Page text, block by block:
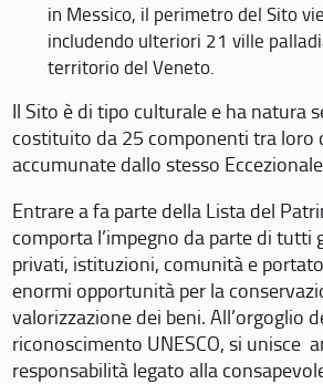
in Messico, il perimetro del Sito
includendo ulteriori 21 ville
territorio del Veneto.
Il Sito è di tipo culturale e ha natura
costituito da 25 componenti tra loro
accumunate dallo stesso
Entrare a fa parte della Lista del
comporta l’impegno da parte di tutti
privati, istituzioni, comunità e
enormi opportunità per la
valorizzazione dei beni. All’orgoglio
riconoscimento UNESCO, si unisce
responsabilità legato alla